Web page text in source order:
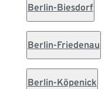
Berlin-Biesdorf
Berlin-Friedenau
Berlin-Köpenick